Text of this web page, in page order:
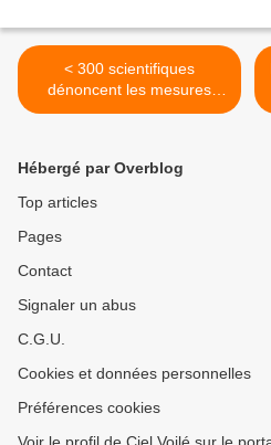
< 300 scientifiques
dénoncent les mesures
gouvernementales
Hébergé par Overblog
Top articles
Pages
Contact
Signaler un abus
C.G.U.
Cookies et données personnelles
Préférences cookies